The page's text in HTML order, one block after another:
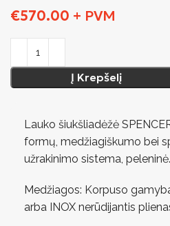
€570.00 + PVM
Į Krepšelį
Lauko šiukšliadėžė
formų, medžiagiškumo bei
užrakinimo sistema, peleninė.
Medžiagos: Korpuso
arba INOX nerūdijantis